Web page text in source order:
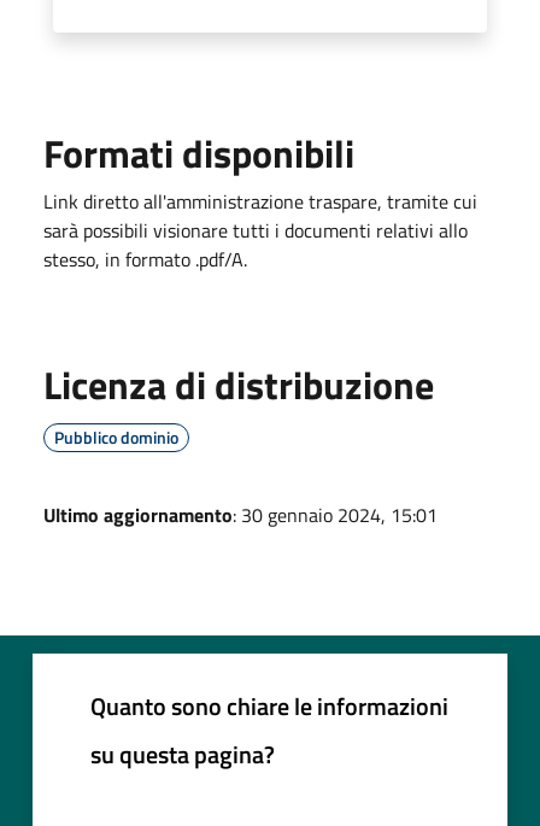
Formati disponibili
Link diretto all'amministrazione traspare, tramite cui
sarà possibili visionare tutti i documenti relativi allo
stesso, in formato .pdf/A.
Licenza di distribuzione
Pubblico dominio
Ultimo aggiornamento: 30 gennaio 2024, 15:01
Quanto sono chiare le informazioni
su questa pagina?